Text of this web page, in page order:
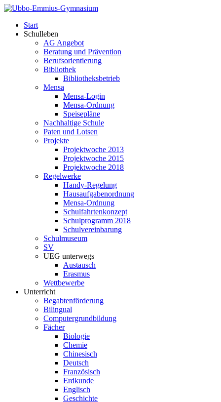
Start
Schulleben
AG Angebot
Beratung und Prävention
Berufsorientierung
Bibliothek
Bibliotheksbetrieb
Mensa
Mensa-Login
Mensa-Ordnung
Speisepläne
Nachhaltige Schule
Paten und Lotsen
Projekte
Projektwoche 2013
Projektwoche 2015
Projektwoche 2018
Regelwerke
Handy-Regelung
Hausaufgabenordnung
Mensa-Ordnung
Schulfahrtenkonzept
Schulprogramm 2018
Schulvereinbarung
Schulmuseum
SV
UEG unterwegs
Austausch
Erasmus
Wettbewerbe
Unterricht
Begabtenförderung
Bilingual
Computergrundbildung
Fächer
Biologie
Chemie
Chinesisch
Deutsch
Französisch
Erdkunde
Englisch
Geschichte